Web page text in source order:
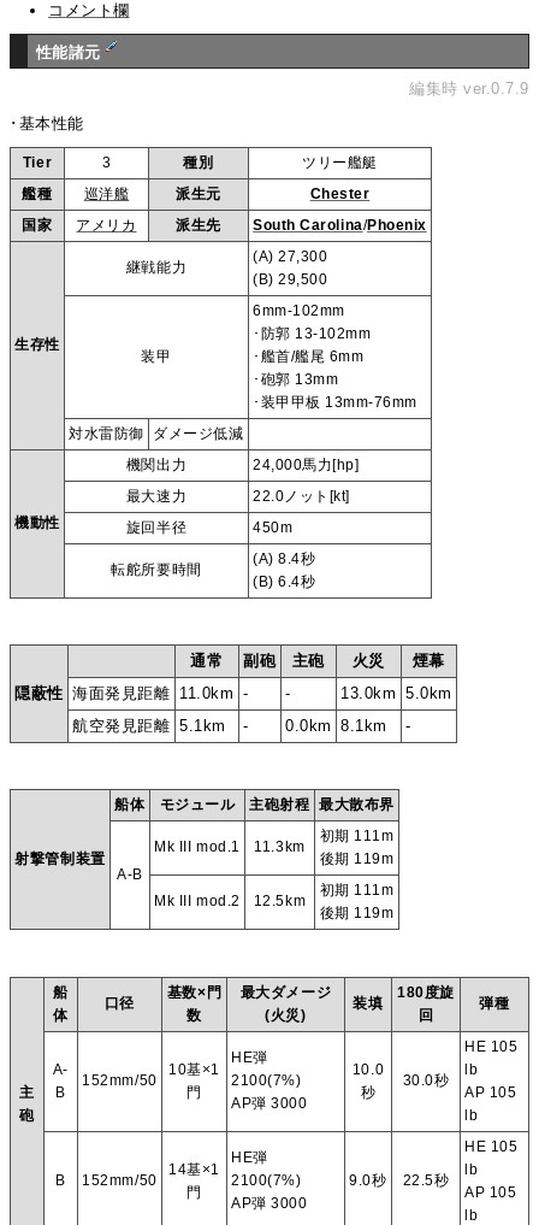
コメント欄
性能諸元
編集時 ver.0.7.9
･基本性能
Tier 3 種別
ツリー艦艇
艦種
巡洋艦 派生元
Chester
国家
アメリカ 派生先 South Carolina/Phoenix
生存性
継戦能力
(A) 27,300
(B) 29,500
装甲
6mm-102mm
･防郭 13-102mm
･艦首/艦尾 6mm
･砲郭 13mm
･装甲甲板 13mm-76mm
対水雷防御
ダメージ低減
機動性
機関出力
24,000馬力[hp]
最大速力
22.0ノット[kt]
旋回半径
450m
転舵所要時間
(A) 8.4秒
(B) 6.4秒
隠蔽性
通常 副砲 主砲 火災
煙幕
海面発見距離 11.0km - - 13.0km 5.0km
航空発見距離 5.1km - 0.0km 8.1km -
射撃管制装置
船体 モジュール 主砲射程 最大散布界
A-B
Mk III mod.1 11.3km
初期 111m
後期 119m
Mk III mod.2 12.5km
初期 111m
後期 119m
主
砲
船
体
口径
基数×門
数
最大ダメージ
(火災)
装填
180度旋
回
弾種
A-
B
152mm/50
10基×1
門
HE弾
2100(7%)
AP弾 3000
10.0
秒
30.0秒
HE 105
lb
AP 105
lb
B 152mm/50
14基×1
門
HE弾
2100(7%)
AP弾 3000
9.0秒 22.5秒
HE 105
lb
AP 105
lb